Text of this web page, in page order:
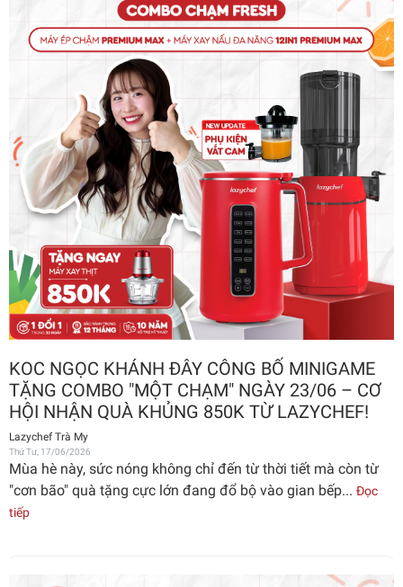
KOC NGỌC KHÁNH ĐÂY CÔNG BỐ MINIGAME
TẶNG COMBO "MỘT CHẠM" NGÀY 23/06 – CƠ
HỘI NHẬN QUÀ KHỦNG 850K TỪ LAZYCHEF!
Lazychef Trà My
Thứ Tư, 17/06/2026
Mùa hè này, sức nóng không chỉ đến từ thời tiết mà còn từ
"cơn bão" quà tặng cực lớn đang đổ bộ vào gian bếp... Đọc
tiếp